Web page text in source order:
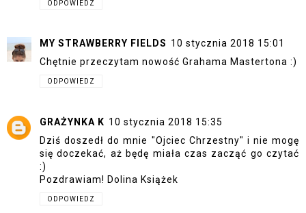
ODPOWIEDZ
MY STRAWBERRY FIELDS 10 stycznia 2018 15:01
Chętnie przeczytam nowość Grahama Mastertona :)
ODPOWIEDZ
GRAŻYNKA K 10 stycznia 2018 15:35
Dziś doszedł do mnie "Ojciec Chrzestny" i nie mogę
się doczekać, aż będę miała czas zacząć go czytać
:)
Pozdrawiam! Dolina Książek
ODPOWIEDZ